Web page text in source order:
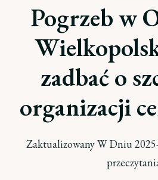
Pogrzeb w
zadbać o
organizacji
Zaktualizowany W Dniu